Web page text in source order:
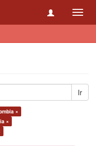
Ir
×
×